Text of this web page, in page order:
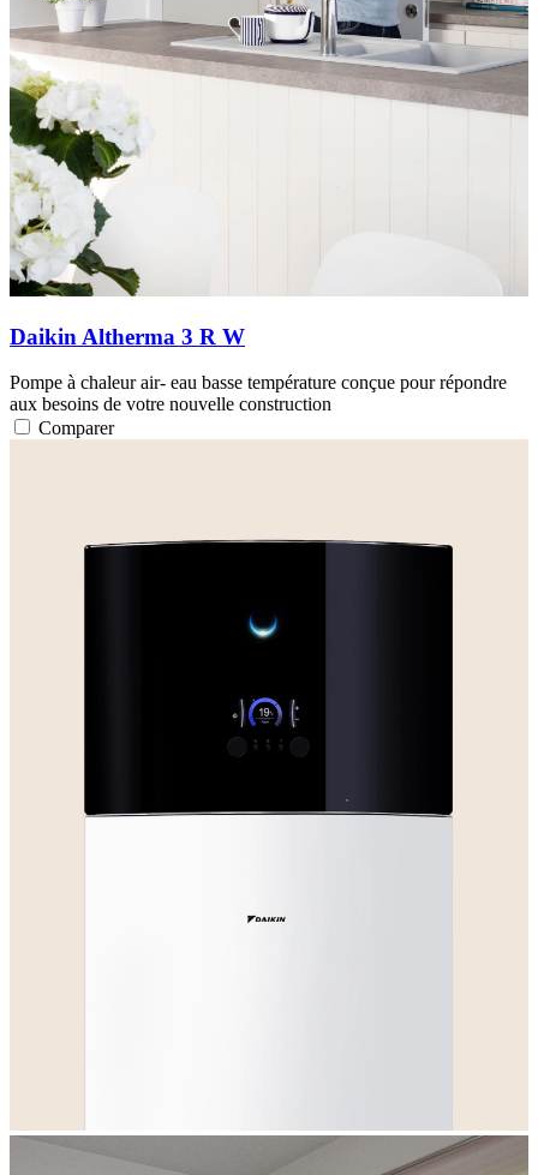
Daikin Altherma 3 R W
Pompe à chaleur air- eau basse température conçue pour répondre
aux besoins de votre nouvelle construction
Comparer